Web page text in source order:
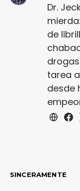
Dr.
de
tarea
desde
SINCERAMENTE